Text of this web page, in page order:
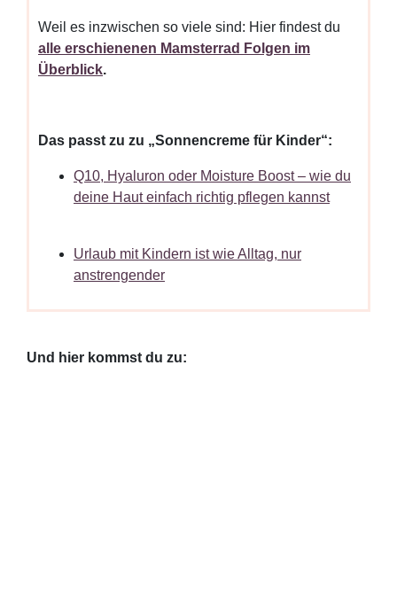
Weil es inzwischen so viele sind: Hier findest du
alle erschienenen Mamsterrad Folgen im
Überblick.
Das passt zu zu „Sonnencreme für Kinder“:
Q10, Hyaluron oder Moisture Boost – wie du
deine Haut einfach richtig pflegen kannst
Urlaub mit Kindern ist wie Alltag, nur
anstrengender
Und hier kommst du zu: